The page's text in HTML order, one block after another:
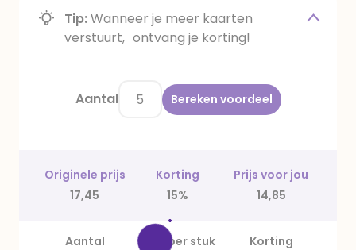
Tip:Wanneer je meer kaarten
verstuurt, ontvang je korting!
Aantal Bereken voordeel
Originele prijs Korting
Prijs voor jou
17,45
15% 14,85
Aantal Prijs per stuk
Korting